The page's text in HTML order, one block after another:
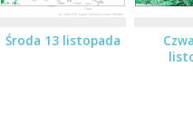
Środa 13 listopada